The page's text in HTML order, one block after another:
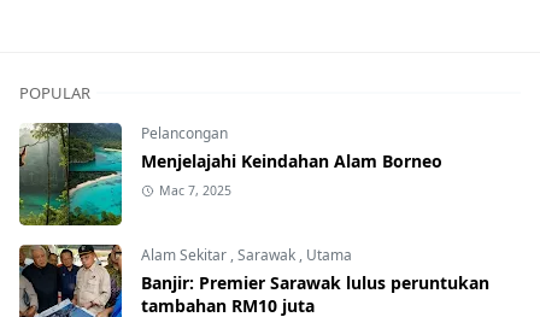
POPULAR
Pelancongan
Menjelajahi Keindahan Alam Borneo
Mac 7, 2025
Alam Sekitar ,Sarawak , Utama
Banjir: Premier Sarawak lulus peruntukan
tambahan RM10 juta